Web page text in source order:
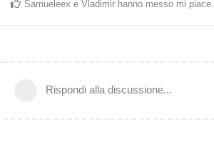
Samueleex e Vladimir hanno messo mi piace.
Rispondi alla discussione...